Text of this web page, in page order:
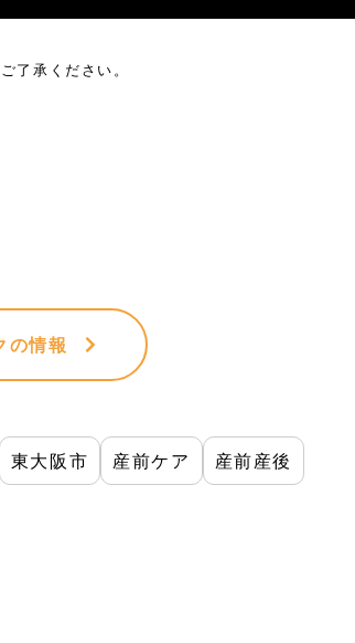
了承ください。
の情報
東大阪市 産前ケア
産前産後